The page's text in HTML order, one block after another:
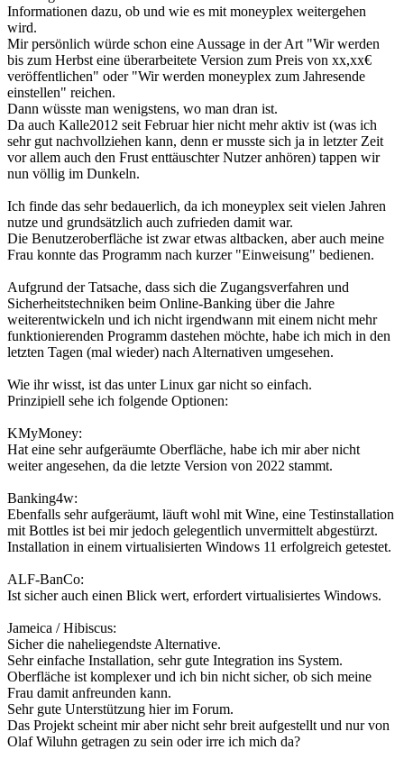
Informationen dazu, ob und wie es mit moneyplex weitergehen
wird.
Mir persönlich würde schon eine Aussage in der Art "Wir werden
bis zum Herbst eine überarbeitete Version zum Preis von xx,xx€
veröffentlichen" oder "Wir werden moneyplex zum Jahresende
einstellen" reichen.
Dann wüsste man wenigstens, wo man dran ist.
Da auch Kalle2012 seit Februar hier nicht mehr aktiv ist (was ich
sehr gut nachvollziehen kann, denn er musste sich ja in letzter Zeit
vor allem auch den Frust enttäuschter Nutzer anhören) tappen wir
nun völlig im Dunkeln.
Ich finde das sehr bedauerlich, da ich moneyplex seit vielen Jahren
nutze und grundsätzlich auch zufrieden damit war.
Die Benutzeroberfläche ist zwar etwas altbacken, aber auch meine
Frau konnte das Programm nach kurzer "Einweisung" bedienen.
Aufgrund der Tatsache, dass sich die Zugangsverfahren und
Sicherheitstechniken beim Online-Banking über die Jahre
weiterentwickeln und ich nicht irgendwann mit einem nicht mehr
funktionierenden Programm dastehen möchte, habe ich mich in den
letzten Tagen (mal wieder) nach Alternativen umgesehen.
Wie ihr wisst, ist das unter Linux gar nicht so einfach.
Prinzipiell sehe ich folgende Optionen:
KMyMoney:
Hat eine sehr aufgeräumte Oberfläche, habe ich mir aber nicht
weiter angesehen, da die letzte Version von 2022 stammt.
Banking4w:
Ebenfalls sehr aufgeräumt, läuft wohl mit Wine, eine Testinstallation
mit Bottles ist bei mir jedoch gelegentlich unvermittelt abgestürzt.
Installation in einem virtualisierten Windows 11 erfolgreich getestet.
ALF-BanCo:
Ist sicher auch einen Blick wert, erfordert virtualisiertes Windows.
Jameica / Hibiscus:
Sicher die naheliegendste Alternative.
Sehr einfache Installation, sehr gute Integration ins System.
Oberfläche ist komplexer und ich bin nicht sicher, ob sich meine
Frau damit anfreunden kann.
Sehr gute Unterstützung hier im Forum.
Das Projekt scheint mir aber nicht sehr breit aufgestellt und nur von
Olaf Wiluhn getragen zu sein oder irre ich mich da?